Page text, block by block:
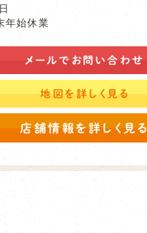
年始休業
メールで お問い合わせ
地図を詳しく見る
店舗情報を詳しく見る